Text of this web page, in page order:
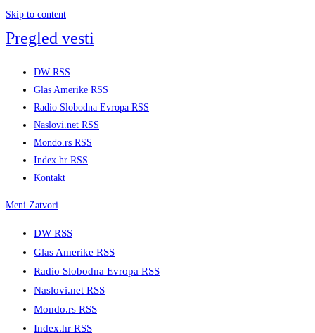
Skip to content
Pregled vesti
DW RSS
Glas Amerike RSS
Radio Slobodna Evropa RSS
Naslovi.net RSS
Mondo.rs RSS
Index.hr RSS
Kontakt
Meni Zatvori
DW RSS
Glas Amerike RSS
Radio Slobodna Evropa RSS
Naslovi.net RSS
Mondo.rs RSS
Index.hr RSS